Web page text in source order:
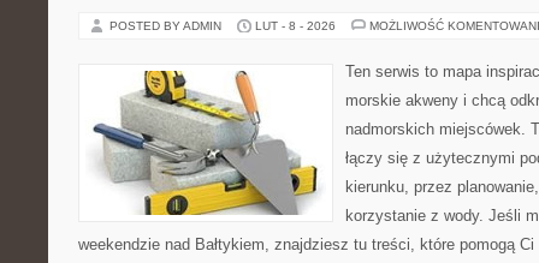
POSTED BY ADMIN LUT - 8 - 2026 MOŻLIWOŚĆ
Ten serwis to mapa
morskie akweny i chcą
nadmorskich miejscówek.
łączy się z użytecznymi
kierunku, przez
korzystanie z wody. Jeśli
weekendzie nad Bałtykiem, znajdziesz tu treści, które pomogą Ci